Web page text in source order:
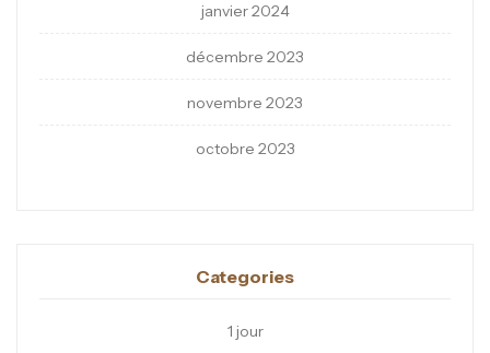
janvier 2024
décembre 2023
novembre 2023
octobre 2023
Categories
1 jour